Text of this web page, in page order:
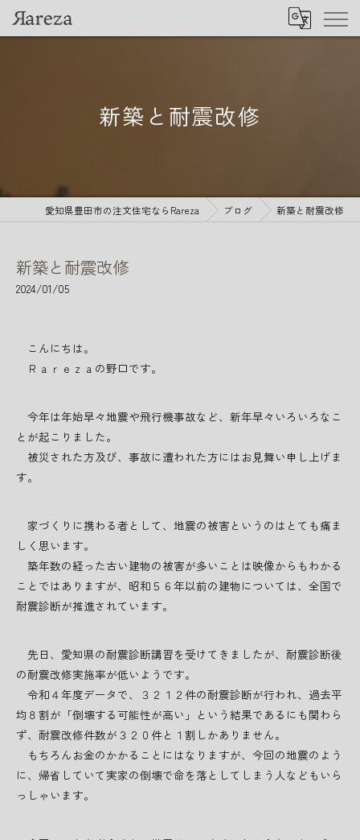
新築と耐震改修
愛知県豊田市の注文住宅ならRareza ブログ 新築と耐震改修
新築と耐震改修
2024/01/05
こんにちは。
Ｒａｒｅｚａの野口です。
今年は年始早々地震や飛行機事故など、新年早々いろいろなこ
とが起こりました。
被災された方及び、事故に遭われた方にはお見舞い申し上げま
す。
家づくりに携わる者として、地震の被害というのはとても痛ま
しく思います。
築年数の経った古い建物の被害が多いことは映像からもわかる
ことではありますが、昭和５６年以前の建物については、全国で
耐震診断が推進されています。
先日、愛知県の耐震診断講習を受けてきましたが、耐震診断後
の耐震改修実施率が低いようです。
令和４年度データで、３２１２件の耐震診断が行われ、過去平
均８割が「倒壊する可能性が高い」という結果であるにも関わら
ず、耐震改修件数が３２０件と１割しかありません。
もちろんお金のかかることにはなりますが、今回の地震のよう
に、帰省していて実家の倒壊で命を落としてしまう人などもいら
っしゃいます。